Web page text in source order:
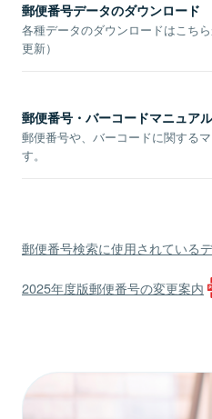
郵便番号データのダウンロード
各種データのダウンロードはこち
更新）
郵便番号・バーコードマニュアル
郵便番号や、バーコードに関する
す。
郵便番号検索に使用されている
2025年度版郵便番号の変更案内